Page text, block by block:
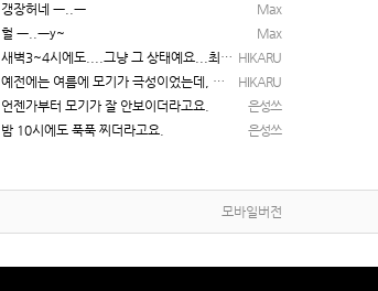
Max
갱장허네 ㅡ..ㅡ
Max
헐 ㅡ..ㅡy~
HIKARU
새벽3~4시에도....그냥 그 상태예요...최근 1주일은....
HIKARU
예전에는 여름에 모기가 극성이었는데, 여름에는 안나오는 것 같은.....ㅎ ㅎ)
은성쓰
언젠가부터 모기가 잘 안보이더라고요.
은성쓰
밤 10시에도 푹푹 찌더라고요.
모바일버전